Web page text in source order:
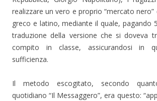
realizzare un vero e proprio “mercato nero”
greco e latino, mediante il quale, pagando
traduzione della versione che si doveva
compito in classe, assicurandosi in
sufficienza.
Il metodo escogitato, secondo
quotidiano “Il Messaggero”, era questo: